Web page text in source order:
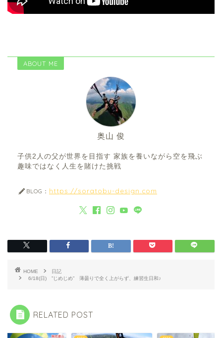
ABOUT ME
奥山 俊
子供2人の父が世界を目指す 家族を養いながら空を飛ぶ
趣味ではなく人生を賭けた挑戦
BLOG： https://soratobu-design.com
HOME
日記
6/18(日) ”じめじめ” 薄曇りで全く上がらず、練習生日和♪
RELATED POST